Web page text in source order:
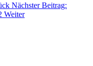
Nächster Beitrag:
Weiter